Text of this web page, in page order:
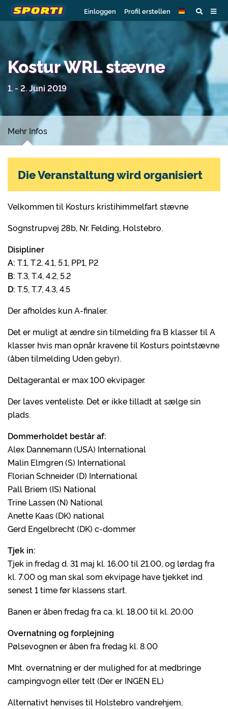
Einloggen Profil erstellen
Kostur WRL stævne
1. - 2. Juni 2019
Mehr Infos
Velkommen til Kosturs kristihimmelfart stævne
Sognstrupvej 28b, Nr. Felding, Holstebro.
Disipliner
A: T.1, T.2, 4.1, 5.1, PP1, P2
B: T.3, T.4, 4.2, 5.2
D: T.5, T.7, 4.3, 4.5
Der afholdes kun A-finaler.
Det er muligt at ændre sin tilmelding fra B klasser til A
klasser hvis man opnår kravene til Kosturs pointstævne
(åben tilmelding Uden gebyr).
Deltagerantal er max 100 ekvipager.
Der laves venteliste. Det er ikke tilladt at sælge sin
plads.
Dommerholdet består af:
Alex Dannemann (USA) International
Malin Elmgren (S) International
Florian Schneider (D) International
Pall Briem (IS) National
Trine Lassen (N) National
Anette Kaas (DK) national
Gerd Engelbrecht (DK) c-dommer
Tjek in:
Tjek in fredag d. 31 maj kl. 16.00 til 21.00, og lørdag fra
kl. 7.00 og man skal som ekvipage have tjekket ind
senest 1 time før klassens start.
Banen er åben fredag fra ca. kl. 18.00 til kl. 20.00
Overnatning og forplejning
Pølsevognen er åben fra fredag kl. 8.00
Mht. overnatning er der mulighed for at medbringe
campingvogn eller telt (Der er INGEN EL)
Alternativt henvises til Holstebro vandrehjem,
Die Veranstaltung wird organisiert